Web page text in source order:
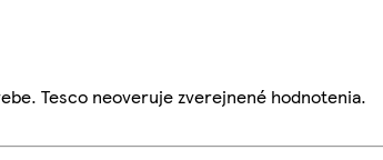
Tesco neoveruje zverejnené hodnotenia.